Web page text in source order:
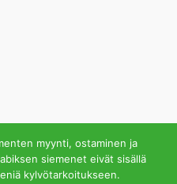
myynti, ostaminen ja
siemenet eivät sisällä
kylvötarkoitukseen.